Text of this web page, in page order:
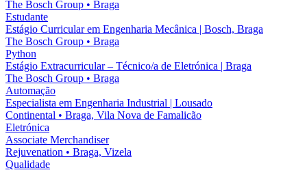
The Bosch Group • Braga
Estudante
Estágio Curricular em Engenharia Mecânica | Bosch, Braga
The Bosch Group • Braga
Python
Estágio Extracurricular – Técnico/a de Eletrónica | Braga
The Bosch Group • Braga
Automação
Especialista em Engenharia Industrial | Lousado
Continental • Braga, Vila Nova de Famalicão
Eletrónica
Associate Merchandiser
Rejuvenation • Braga, Vizela
Qualidade